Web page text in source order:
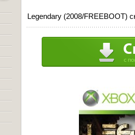
Legendary (2008/FREEBOOT)